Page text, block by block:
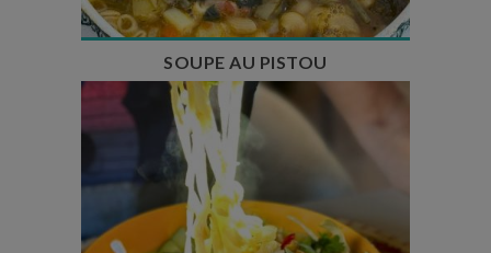
SOUPE AU PISTOU
Temps de préparation : 40 min
Temps de cuisson : 25 min
Nombre de couverts : 4